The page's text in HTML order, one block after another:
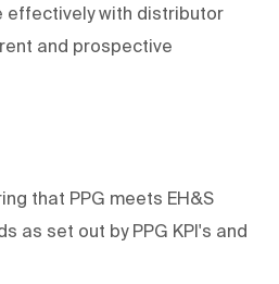
effectively with distributor
and prospective
that PPG meets EH&S
as set out by PPG KPI's and